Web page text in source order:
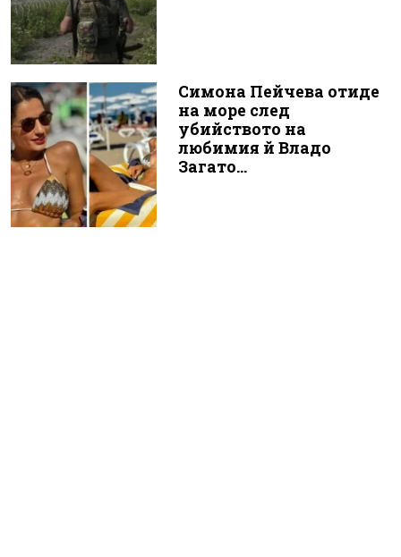
Симона Пейчева отиде
на море след
убийството на
любимия й Владо
Загато...